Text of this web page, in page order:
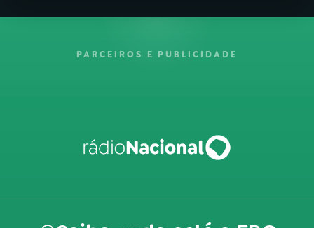
PARCEIROS E PUBLICIDADE